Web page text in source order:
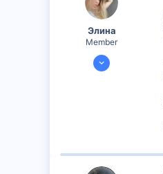
Элина
Member
3 Фев 2024